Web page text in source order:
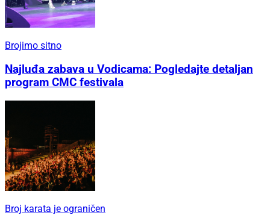
Brojimo sitno
Najluđa zabava u Vodicama: Pogledajte detaljan
program CMC festivala
Broj karata je ograničen